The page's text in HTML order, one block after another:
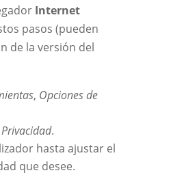
Internet
pasos (pueden
de la versión del
, Opciones de
Privacidad.
hasta ajustar el
que desee.